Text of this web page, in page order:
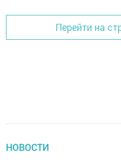
Перейти на
НОВОСТИ